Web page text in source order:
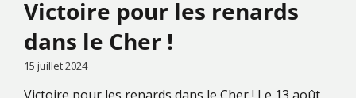
Victoire pour les renards
dans le Cher !
15 juillet 2024